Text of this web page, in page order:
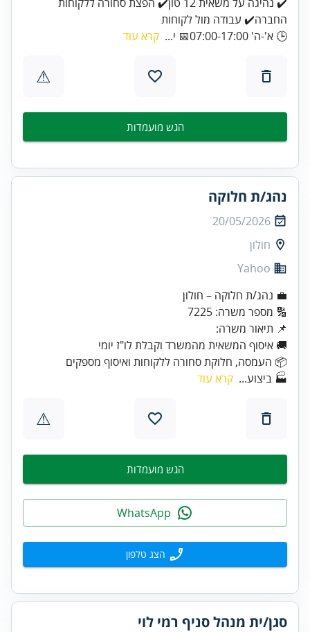
החברה✔️ עבודה מול לקוחות
🕒 א'-ה' 07:00-17:00📅 י...
קרא עוד
⚠
הגש מועמדות
נהג/ת חלוקה
20/05/2026
חולון
Yahoo
💼 נהג/ת חלוקה – חולון
🔢 מספר משרה: 7225
📦 העמסה, חלוקת סחורה ללקוחות ואיסוף מספקים
🏭 ביצוע... קרא עוד
⚠
הגש מועמדות
הצג טלפון
סגן/ית מנהל סניף רמי לוי